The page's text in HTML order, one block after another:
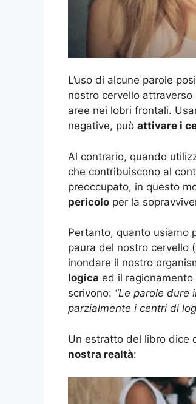
L’uso di alcune parole
nostro cervello
aree nei lobri frontali.
negative, può attivare i
Al contrario, quando
che contribuiscono al
preoccupato, in questo
pericolo per la
Pertanto, quanto usiamo
paura del nostro cervello
inondare il nostro
logica ed il
scrivono: “Le parole dure
parzialmente i centri di
Un estratto del libro dice
nostra realtà: